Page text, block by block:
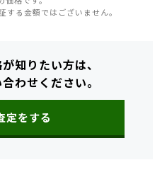
する金額ではございません。
知りたい方は、
わせください。
定をする